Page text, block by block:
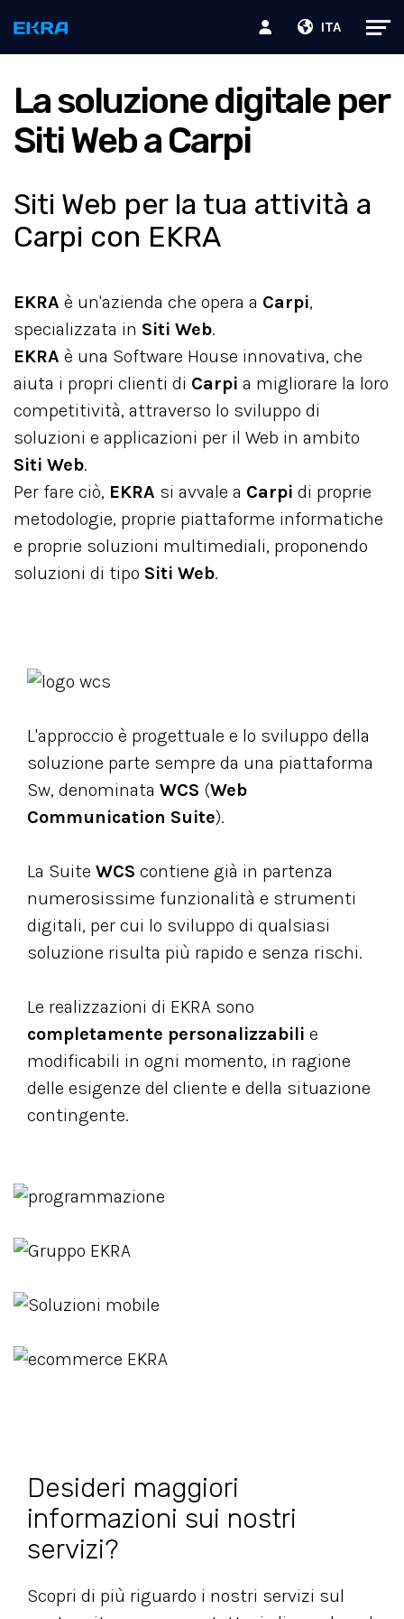
ITA
La soluzione digitale per
Siti Web a Carpi
Siti Web per la tua attività a
Carpi con EKRA
EKRA è un'azienda che opera a Carpi,
specializzata in Siti Web.
EKRA è una Software House innovativa, che
aiuta i propri clienti di Carpi a migliorare la loro
competitività, attraverso lo sviluppo di
soluzioni e applicazioni per il Web in ambito
Siti Web.
Per fare ciò, EKRA si avvale a Carpi di proprie
metodologie, proprie piattaforme informatiche
e proprie soluzioni multimediali, proponendo
soluzioni di tipo Siti Web.
L'approccio è progettuale e lo sviluppo della
soluzione parte sempre da una piattaforma
Sw, denominata WCS (Web
Communication Suite).
La Suite WCS contiene già in partenza
numerosissime funzionalità e strumenti
digitali, per cui lo sviluppo di qualsiasi
soluzione risulta più rapido e senza rischi.
Le realizzazioni di EKRA sono
completamente personalizzabili e
modificabili in ogni momento, in ragione
delle esigenze del cliente e della situazione
contingente.
Desideri maggiori
informazioni sui nostri
servizi?
Scopri di più riguardo i nostri servizi sul